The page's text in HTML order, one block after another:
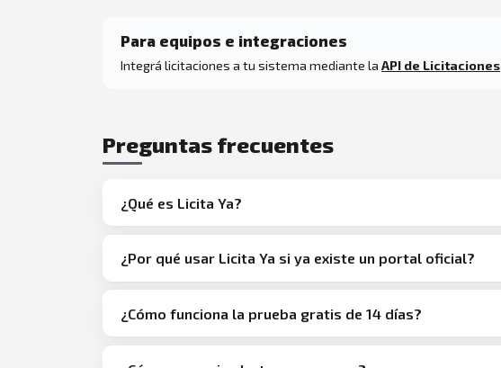
Para equipos e integraciones
Integrá licitaciones a tu sistema mediante la API de Licitaciones
Preguntas frecuentes
¿Qué es Licita Ya?
¿Por qué usar Licita Ya si ya existe un portal oficial?
¿Cómo funciona la prueba gratis de 14 días?